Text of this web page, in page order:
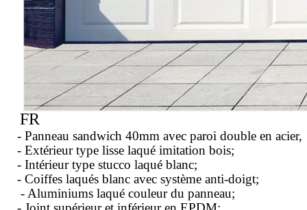
FR
- Panneau sandwich 40mm avec paroi double en
- Extérieur type lisse laqué imitation bois;
- Intérieur type stucco laqué blanc;
- Coiffes laqués blanc avec système anti-doigt;
- Aluminiums laqué couleur du panneau;